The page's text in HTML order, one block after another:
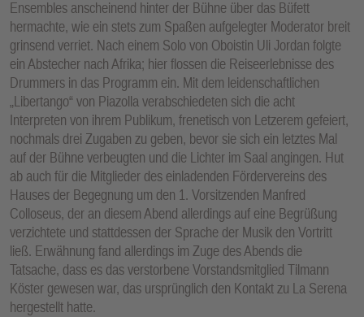
Ensembles anscheinend hinter der Bühne über das Büfett
hermachte, wie ein stets zum Spaßen aufgelegter Moderator breit
grinsend verriet. Nach einem Solo von Oboistin Uli Jordan folgte
ein Abstecher nach Afrika; hier flossen die Reiseerlebnisse des
Drummers in das Programm ein. Mit dem leidenschaftlichen
„Libertango“ von Piazolla verabschiedeten sich die acht
Interpreten von ihrem Publikum, frenetisch von Letzerem gefeiert,
nochmals drei Zugaben zu geben, bevor sie sich ein letztes Mal
auf der Bühne verbeugten und die Lichter im Saal angingen. Hut
ab auch für die Mitglieder des einladenden Fördervereins des
Hauses der Begegnung um den 1. Vorsitzenden Manfred
Colloseus, der an diesem Abend allerdings auf eine Begrüßung
verzichtete und stattdessen der Sprache der Musik den Vortritt
ließ. Erwähnung fand allerdings im Zuge des Abends die
Tatsache, dass es das verstorbene Vorstandsmitglied Tilmann
Köster gewesen war, das ursprünglich den Kontakt zu La Serena
hergestellt hatte.